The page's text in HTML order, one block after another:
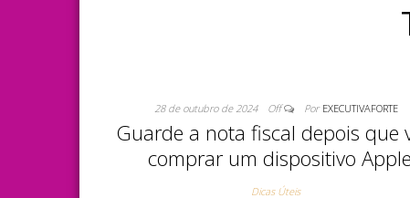
28 de outubro de 2024 Off Por EXECUTIVAFORTE
Guarde a nota fiscal depois que
comprar um dispositivo Apple
Dicas Úteis